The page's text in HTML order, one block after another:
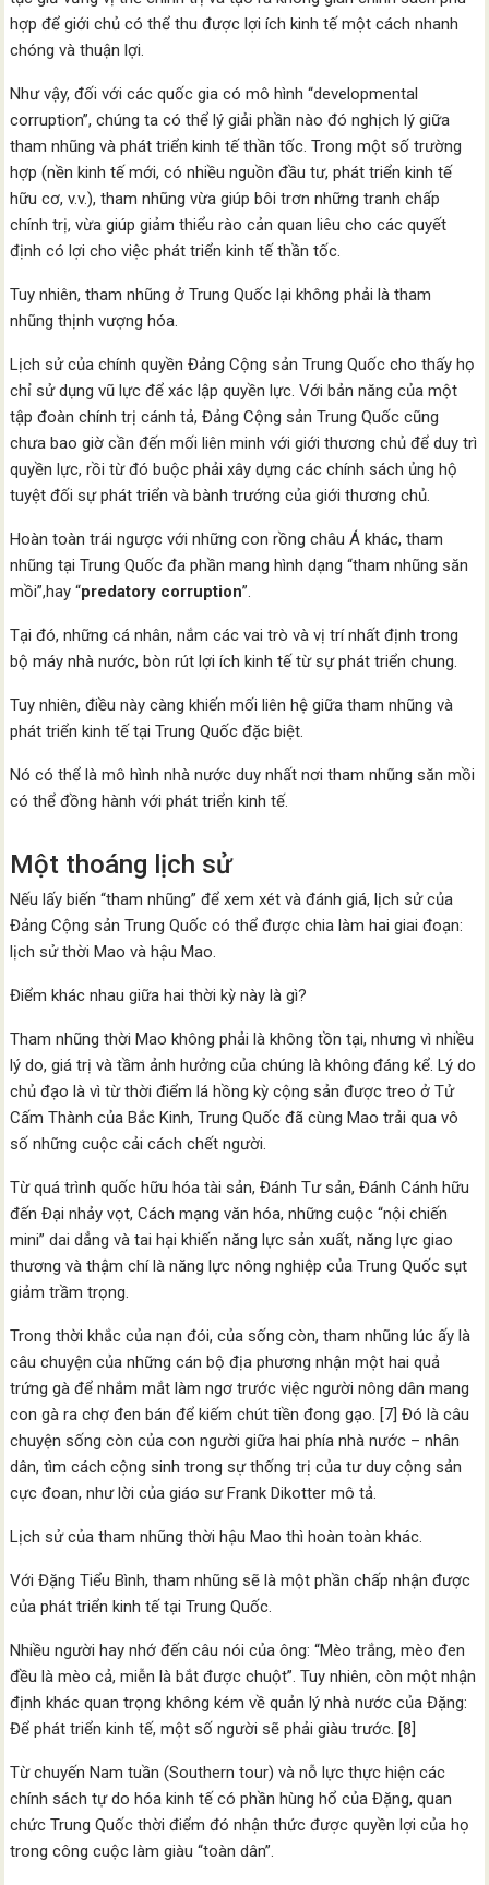
hợp để giới chủ có thể thu được lợi ích kinh tế một cách nhanh
chóng và thuận lợi.
Như vậy, đối với các quốc gia có mô hình “developmental
corruption”, chúng ta có thể lý giải phần nào đó nghịch lý giữa
tham nhũng và phát triển kinh tế thần tốc. Trong một số trường
hợp (nền kinh tế mới, có nhiều nguồn đầu tư, phát triển kinh tế
hữu cơ, v.v.), tham nhũng vừa giúp bôi trơn những tranh chấp
chính trị, vừa giúp giảm thiểu rào cản quan liêu cho các quyết
định có lợi cho việc phát triển kinh tế thần tốc.
Tuy nhiên, tham nhũng ở Trung Quốc lại không phải là tham
nhũng thịnh vượng hóa.
Lịch sử của chính quyền Đảng Cộng sản Trung Quốc cho thấy họ
chỉ sử dụng vũ lực để xác lập quyền lực. Với bản năng của một
tập đoàn chính trị cánh tả, Đảng Cộng sản Trung Quốc cũng
chưa bao giờ cần đến mối liên minh với giới thương chủ để duy trì
quyền lực, rồi từ đó buộc phải xây dựng các chính sách ủng hộ
tuyệt đối sự phát triển và bành trướng của giới thương chủ.
Hoàn toàn trái ngược với những con rồng châu Á khác, tham
nhũng tại Trung Quốc đa phần mang hình dạng “tham nhũng săn
mồi”,hay “predatory corruption”.
Tại đó, những cá nhân, nắm các vai trò và vị trí nhất định trong
bộ máy nhà nước, bòn rút lợi ích kinh tế từ sự phát triển chung.
Tuy nhiên, điều này càng khiến mối liên hệ giữa tham nhũng và
phát triển kinh tế tại Trung Quốc đặc biệt.
Nó có thể là mô hình nhà nước duy nhất nơi tham nhũng săn mồi
có thể đồng hành với phát triển kinh tế.
Một thoáng lịch sử
Nếu lấy biến “tham nhũng” để xem xét và đánh giá, lịch sử của
Đảng Cộng sản Trung Quốc có thể được chia làm hai giai đoạn:
lịch sử thời Mao và hậu Mao.
Điểm khác nhau giữa hai thời kỳ này là gì?
Tham nhũng thời Mao không phải là không tồn tại, nhưng vì nhiều
lý do, giá trị và tầm ảnh hưởng của chúng là không đáng kể. Lý do
chủ đạo là vì từ thời điểm lá hồng kỳ cộng sản được treo ở Tử
Cấm Thành của Bắc Kinh, Trung Quốc đã cùng Mao trải qua vô
số những cuộc cải cách chết người.
Từ quá trình quốc hữu hóa tài sản, Đánh Tư sản, Đánh Cánh hữu
đến Đại nhảy vọt, Cách mạng văn hóa, những cuộc “nội chiến
mini” dai dẳng và tai hại khiến năng lực sản xuất, năng lực giao
thương và thậm chí là năng lực nông nghiệp của Trung Quốc sụt
giảm trầm trọng.
Trong thời khắc của nạn đói, của sống còn, tham nhũng lúc ấy là
câu chuyện của những cán bộ địa phương nhận một hai quả
trứng gà để nhắm mắt làm ngơ trước việc người nông dân mang
con gà ra chợ đen bán để kiếm chút tiền đong gạo. [7] Đó là câu
chuyện sống còn của con người giữa hai phía nhà nước – nhân
dân, tìm cách cộng sinh trong sự thống trị của tư duy cộng sản
cực đoan, như lời của giáo sư Frank Dikotter mô tả.
Lịch sử của tham nhũng thời hậu Mao thì hoàn toàn khác.
Với Đặng Tiểu Bình, tham nhũng sẽ là một phần chấp nhận được
của phát triển kinh tế tại Trung Quốc.
Nhiều người hay nhớ đến câu nói của ông: “Mèo trắng, mèo đen
đều là mèo cả, miễn là bắt được chuột”. Tuy nhiên, còn một nhận
định khác quan trọng không kém về quản lý nhà nước của Đặng:
Để phát triển kinh tế, một số người sẽ phải giàu trước. [8]
Từ chuyến Nam tuần (Southern tour) và nỗ lực thực hiện các
chính sách tự do hóa kinh tế có phần hùng hổ của Đặng, quan
chức Trung Quốc thời điểm đó nhận thức được quyền lợi của họ
trong công cuộc làm giàu “toàn dân”.